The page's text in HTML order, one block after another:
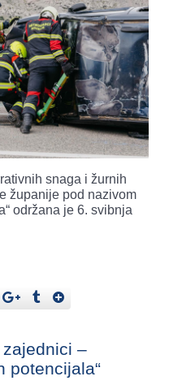
snaga i žurnih
županije pod nazivom
održana je 6. svibnja
zajednici –
potencijala“